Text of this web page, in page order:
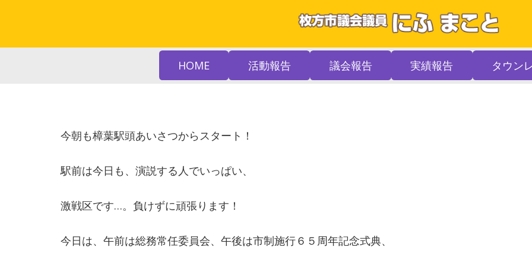
HOME 活動報告 議会報告 実績報告 タウン
今朝も樟葉駅頭あいさつからスタート！
駅前は今日も、演説する人でいっぱい、
激戦区です…。負けずに頑張ります！
今日は、午前は総務常任委員会、午後は市制施行６５周年記念式典、